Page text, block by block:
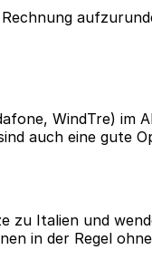
WindTre) im
auch eine gute
zu Italien und
in der Regel